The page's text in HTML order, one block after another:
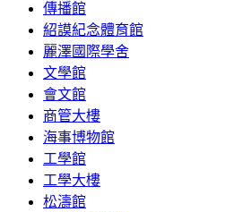
傳播館
紹謨紀念體育館
麗澤國際學舍
文學館
會文館
商管大樓
海事博物館
工學館
工學大樓
松濤館